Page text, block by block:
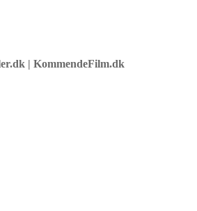
| KommendeFilm.dk